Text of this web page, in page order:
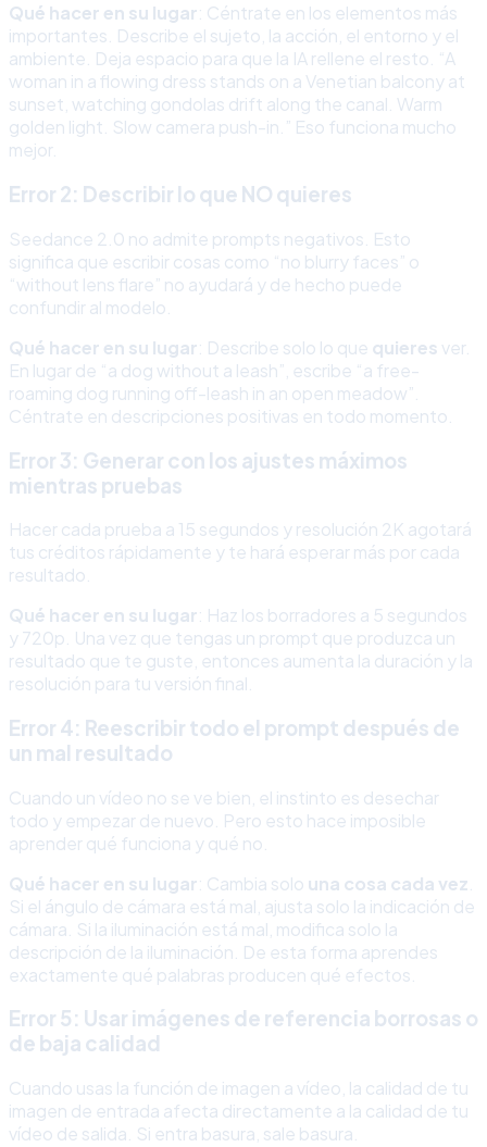
Qué hacer en su lugar: Céntrate en los elementos más
importantes. Describe el sujeto, la acción, el entorno y el
ambiente. Deja espacio para que la IA rellene el resto. “A
woman in a flowing dress stands on a Venetian balcony at
sunset, watching gondolas drift along the canal. Warm
golden light. Slow camera push-in.” Eso funciona mucho
mejor.
Error 2: Describir lo que NO quieres
Seedance 2.0 no admite prompts negativos. Esto
significa que escribir cosas como “no blurry faces” o
“without lens flare” no ayudará y de hecho puede
confundir al modelo.
Qué hacer en su lugar: Describe solo lo que quieres ver.
En lugar de “a dog without a leash”, escribe “a free-
roaming dog running off-leash in an open meadow”.
Céntrate en descripciones positivas en todo momento.
Error 3: Generar con los ajustes máximos
mientras pruebas
Hacer cada prueba a 15 segundos y resolución 2K agotará
tus créditos rápidamente y te hará esperar más por cada
resultado.
Qué hacer en su lugar: Haz los borradores a 5 segundos
y 720p. Una vez que tengas un prompt que produzca un
resultado que te guste, entonces aumenta la duración y la
resolución para tu versión final.
Error 4: Reescribir todo el prompt después de
un mal resultado
Cuando un vídeo no se ve bien, el instinto es desechar
todo y empezar de nuevo. Pero esto hace imposible
aprender qué funciona y qué no.
Qué hacer en su lugar: Cambia solo una cosa cada vez
Si el ángulo de cámara está mal, ajusta solo la indicación de
cámara. Si la iluminación está mal, modifica solo la
descripción de la iluminación. De esta forma aprendes
exactamente qué palabras producen qué efectos.
Error 5: Usar imágenes de referencia borrosas o
de baja calidad
Cuando usas la función de imagen a vídeo, la calidad de tu
imagen de entrada afecta directamente a la calidad de tu
vídeo de salida. Si entra basura, sale basura.